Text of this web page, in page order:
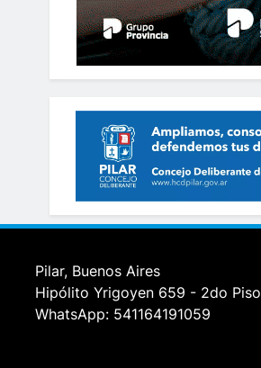
Pilar, Buenos Aires
Hipólito Yrigoyen 659 - 2do Piso
WhatsApp: 541164191059